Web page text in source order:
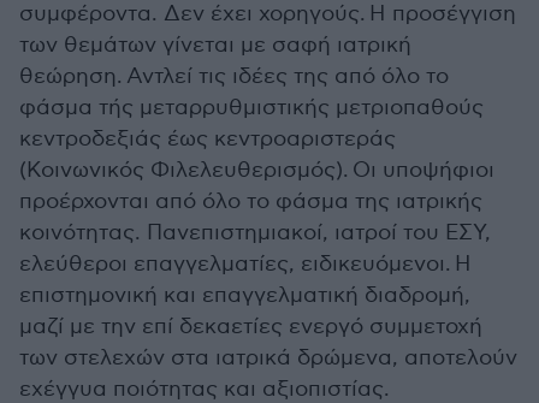
συμφέροντα. Δεν έχει χορηγούς. Η προσέγγιση
των θεμάτων γίνεται με σαφή ιατρική
θεώρηση. Αντλεί τις ιδέες της από όλο το
φάσμα τής μεταρρυθμιστικής μετριοπαθούς
κεντροδεξιάς έως κεντροαριστεράς
(Κοινωνικός Φιλελευθερισμός). Οι υποψήφιοι
προέρχονται από όλο το φάσμα της ιατρικής
κοινότητας. Πανεπιστημιακοί, ιατροί του ΕΣΥ,
ελεύθεροι επαγγελματίες, ειδικευόμενοι. Η
επιστημονική και επαγγελματική διαδρομή,
μαζί με την επί δεκαετίες ενεργό συμμετοχή
των στελεχών στα ιατρικά δρώμενα, αποτελούν
εχέγγυα ποιότητας και αξιοπιστίας.